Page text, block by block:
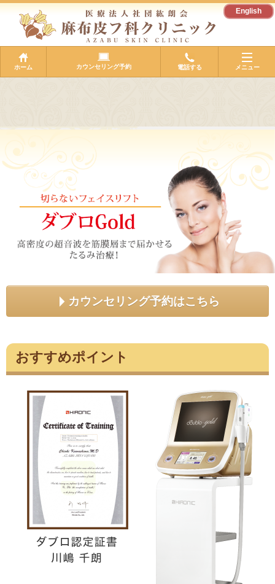
English
ホーム カウンセリング予約 電話する メニュー
カウンセリング予約はこちら
おすすめポイント